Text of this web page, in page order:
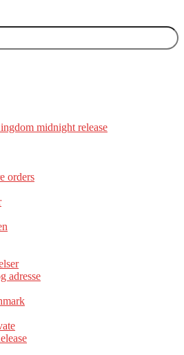
midnight release
orders
adresse